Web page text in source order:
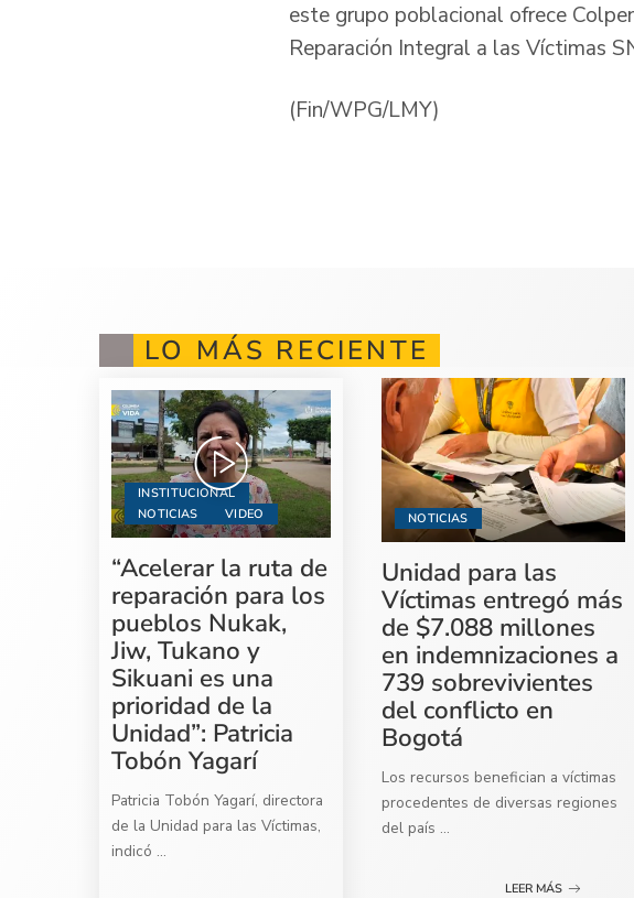
este grupo poblacional ofrece
Reparación Integral a las Víctimas
(Fin/WPG/LMY)
LO MÁS RECIENTE
INSTITUCIONAL
NOTICIAS
VIDEO
“Acelerar la ruta de
reparación para los
pueblos Nukak,
Jiw, Tukano y
Sikuani es una
prioridad de la
Unidad”: Patricia
Tobón Yagarí
Patricia Tobón Yagarí, directora
de la Unidad para las Víctimas,
indicó ...
NOTICIAS
Unidad para las
Víctimas entregó más
de $7.088 millones
en indemnizaciones a
739 sobrevivientes
del conflicto en
Bogotá
Los recursos benefician a víctimas
procedentes de diversas regiones
del país ...
LEER MÁS